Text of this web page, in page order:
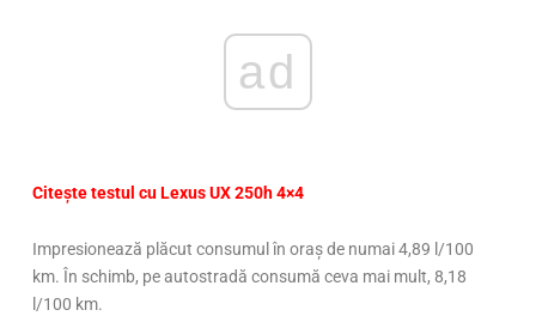
ad
Citește testul cu Lexus UX 250h 4×4
Impresionează plăcut consumul în oraș de numai 4,89 l/100
km. În schimb, pe autostradă consumă ceva mai mult, 8,18
l/100 km.